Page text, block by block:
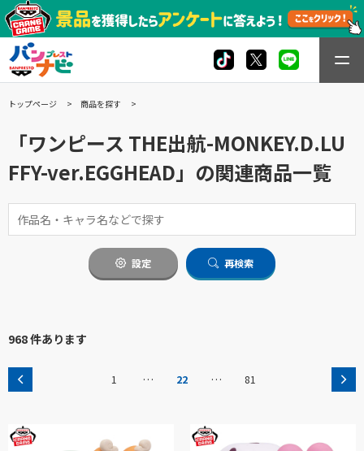
トップページ 商品を探す
「ワンピース THE出航-MONKEY.D.LU
FFY-ver.EGGHEAD」の関連商品一覧
設定 再検索
968 件あります
1 … 22 … 81